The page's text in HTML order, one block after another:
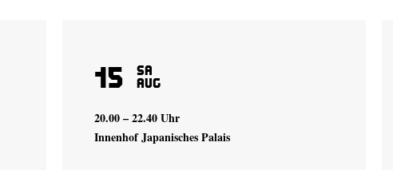
15 Sa
Aug
20.00 – 22.40 Uhr
Innenhof Japanisches Palais